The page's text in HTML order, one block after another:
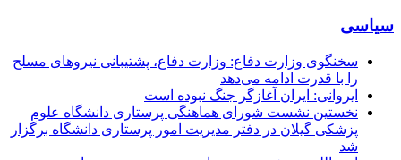
سیاسی
سخنگوی وزارت دفاع: وزارت دفاع، پشتیبانی نیرو‌های مسلح
را با قدرت ادامه می‌دهد
ایروانی: ایران آغازگر جنگ نبوده است
نخستین نشست شورای هماهنگی پرستاری دانشگاه علوم
پزشکی گیلان در دفتر مدیریت امور پرستاری دانشگاه برگزار
شد